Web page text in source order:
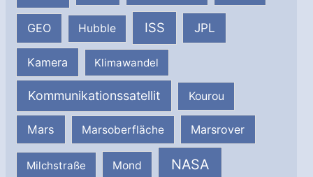
GEO Hubble ISS JPL
Kamera Klimawandel
Kommunikationssatellit Kourou
Mars Marsoberfläche Marsrover
Milchstraße Mond NASA